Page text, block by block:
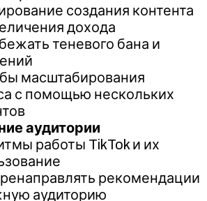
создания контента
дохода
теневого бана и
масштабирования
с помощью нескольких
аудитории
работы TikTok и их
рекомендации
аудиторию